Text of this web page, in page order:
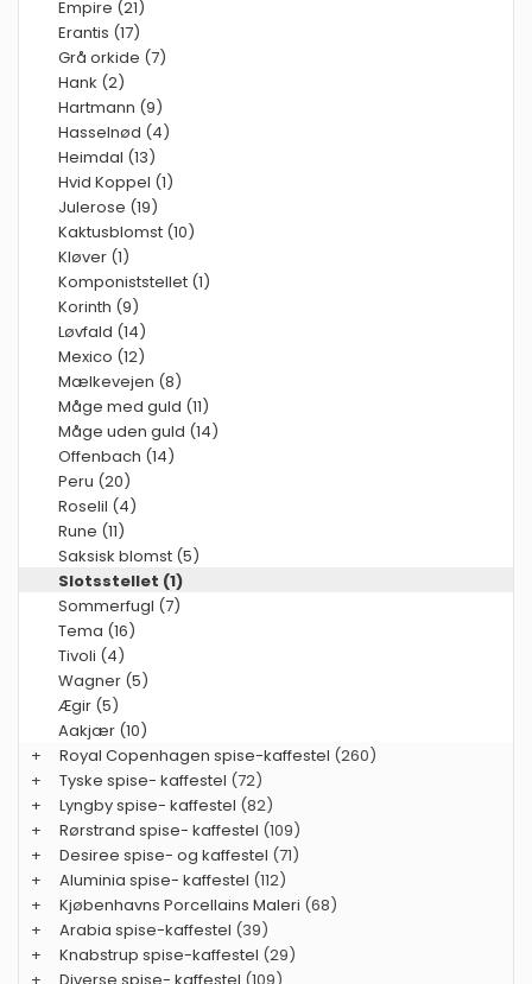
Empire (21)
Erantis (17)
Grå orkide (7)
Hank (2)
Hartmann (9)
Hasselnød (4)
Heimdal (13)
Hvid Koppel (1)
Julerose (19)
Kaktusblomst (10)
Kløver (1)
Komponiststellet (1)
Korinth (9)
Løvfald (14)
Mexico (12)
Mælkevejen (8)
Måge med guld (11)
Måge uden guld (14)
Offenbach (14)
Peru (20)
Roselil (4)
Rune (11)
Saksisk blomst (5)
Slotsstellet (1)
Sommerfugl (7)
Tema (16)
Tivoli (4)
Wagner (5)
Ægir (5)
Aakjær (10)
+
Royal Copenhagen spise-kaffestel (260)
+
Tyske spise- kaffestel (72)
+
Lyngby spise- kaffestel (82)
+
Rørstrand spise- kaffestel (109)
+
Desiree spise- og kaffestel (71)
+
Aluminia spise- kaffestel (112)
+
Kjøbenhavns Porcellains Maleri (68)
+
Arabia spise-kaffestel (39)
+
Knabstrup spise-kaffestel (29)